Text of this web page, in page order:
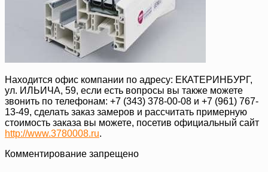
Находится офис компании по адресу: ЕКАТЕРИНБУРГ,
ул. ИЛЬИЧА, 59, если есть вопросы вы также можете
звонить по телефонам: +7 (343) 378-00-08 и +7 (961) 767-
13-49, сделать заказ замеров и рассчитать примерную
стоимость заказа вы можете, посетив официальный сайт
http://www.3780008.ru.
Комментирование запрещено